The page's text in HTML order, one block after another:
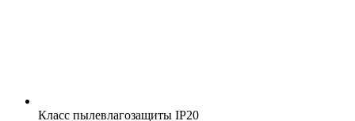
Класс пылевлагозащиты IP20